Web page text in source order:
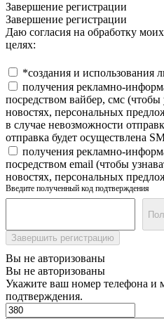
Завершение регистрации
Завершение регистрации
Даю согласия на обработку
целях:
*создания и использования
получения рекламно-
посредством вайбер, смс
новостях, персональных
в случае невозможности
отправка будет осуществлена
получения рекламно-
посредством email (чтобы
новостях, персональных
Введите полученный код подтверждения
Завершить регистрацию
Вы не авторизованы
Вы не авторизованы
Укажите ваш номер телефона и
подтверждения.